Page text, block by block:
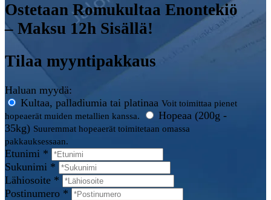
Ostetaan Romukultaa Enontekiö
– Maksu 12h Sisällä!
Tilaa myyntipakkaus
Haluan myydä:
Kultaa, palladiumia tai platinaa Voit toimittaa pienet
hopeaerät muiden metallien kanssa.
Hopeaa (200g -
35kg) Suuremmat hopeaerät toimitetaan omassa
pakkauksessaan.
Etunimi *
Sukunimi *
Lähiosoite *
Postinumero *